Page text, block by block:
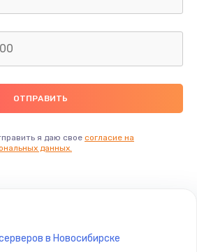
Заказать
сканера отпечатка
Заказать
я даю свое согласие на
данных.
в Новосибирске